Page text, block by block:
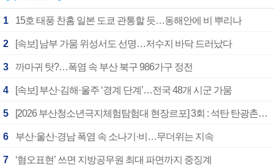
1 15호 태풍 찬홈 일본 도쿄 관통할 듯…동해안에 비 뿌리나
2 [속보] 남부 가뭄 위성서도 선명…저수지 바닥 드러났다
3 까마귀 탓?…폭염 속 부산 북구 986가구 정전
4 [속보] 부산·김해·울주 ‘경계 단계’…전국 48개 시군 가뭄
5 [2026 부산청소년극지체험탐험대 현장르포] 3회 : 석탄 탄광촌에서 북극 연구의 중심지로
6 부산·울산·경남 폭염 속 소나기·비…무더위는 지속
7 ‘혐오표현’ 쓰면 지방공무원 최대 파면까지 중징계